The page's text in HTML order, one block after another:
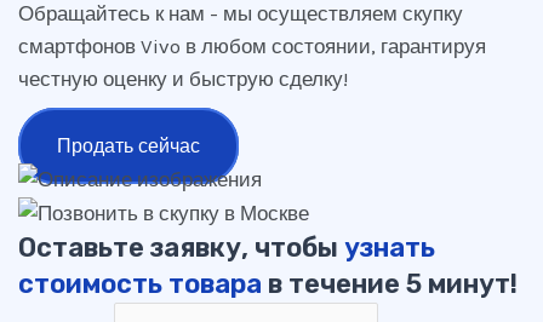
Обращайтесь к нам - мы осуществляем скупку
смартфонов Vivo в любом состоянии, гарантируя
честную оценку и быструю сделку!
Продать сейчас
Оставьте заявку, чтобы узнать
стоимость товара в течение 5 минут!